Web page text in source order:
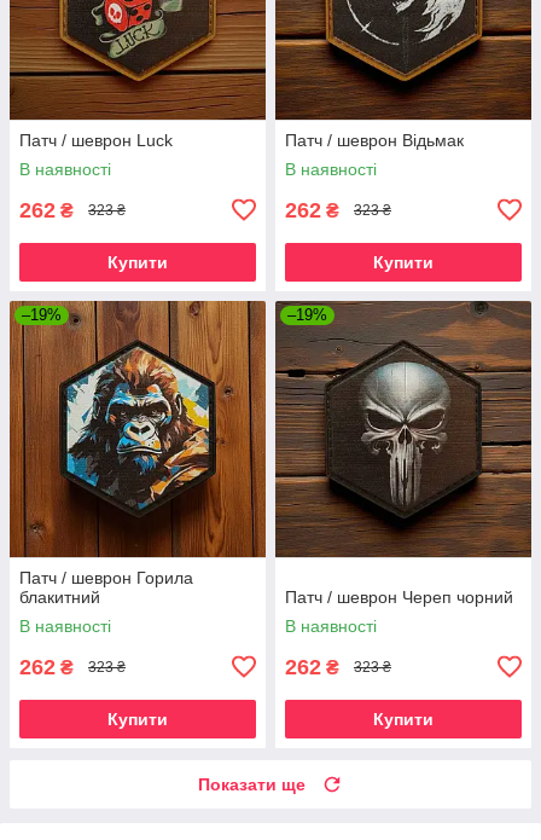
Патч / шеврон Luck
В наявності
262 ₴ 323 ₴
Купити
Патч / шеврон Відьмак
В наявності
262 ₴ 323 ₴
Купити
–19%
Патч / шеврон Горила
блакитний
В наявності
262 ₴ 323 ₴
Купити
–19%
Патч / шеврон Череп чорний
В наявності
262 ₴ 323 ₴
Купити
Показати ще